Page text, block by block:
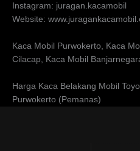
Instagram: juragan.kacamobil
Website:
Kaca Mobil Purwokerto, Kaca
Cilacap, Kaca Mobil
Harga Kaca Belakang Mobil
Purwokerto (Pemanas)